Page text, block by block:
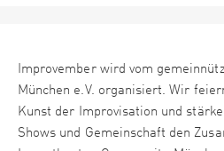
Improvember wird vom
München e.V. organisiert. Wir
Kunst der Improvisation und
Shows und Gemeinschaft den